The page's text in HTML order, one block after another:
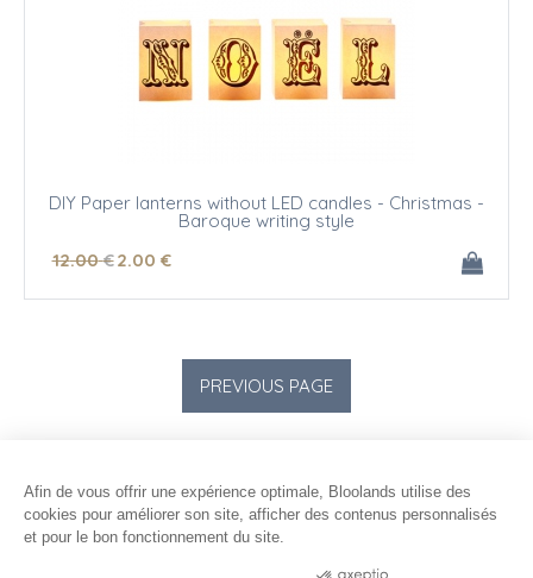
DIY Paper lanterns without LED candles - Christmas -
Baroque writing style
12.00 €2.00 €
Afin de vous offrir une expérience optimale, Bloolands utilise des
cookies pour améliorer son site, afficher des contenus personnalisés
et pour le bon fonctionnement du site.